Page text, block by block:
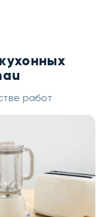
работ